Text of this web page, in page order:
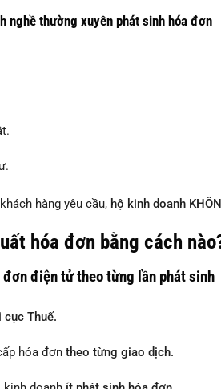
nghề thường xuyên phát sinh hóa đơn
hàng yêu cầu, hộ kinh doanh
hóa đơn bằng cách
đơn điện tử theo từng lần phát sinh
cục Thuế.
hóa đơn theo từng giao dịch.